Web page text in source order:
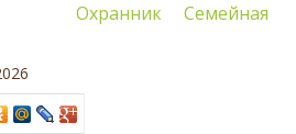
Семейная
Охранник